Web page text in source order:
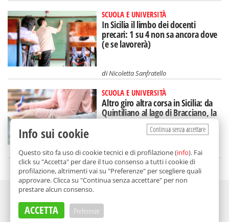
SCUOLA E UNIVERSITÀ
In Sicilia il limbo dei docenti
precari: 1 su 4 non sa ancora dove
(e se lavorerà)
diNicoletta Sanfratello
SCUOLA E UNIVERSITÀ
Altro giro altra corsa in Sicilia: da
Quintiliano al lago di Bracciano, la
Maturità continua
diRedazione
Continua senza accettare
Info sui cookie
Questo sito fa uso di cookie tecnici e di profilazione (info). Fai
click su "Accetta" per dare il tuo consenso a tutti i cookie di
profilazione, altrimenti vai su "Preferenze" per scegliere quali
approvare. Clicca su "Continua senza accettare" per non
prestare alcun consenso.
ACCETTA Preferenze